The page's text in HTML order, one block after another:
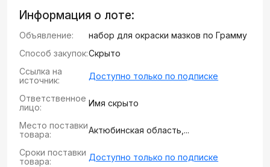
Информация о лоте:
Объявление:
набор для окраски мазков по Грамму
Способ закупок:Скрыто
Ссылка на
источник:
Доступно только по подписке
Ответственное
лицо:
Имя скрыто
Место поставки
товара:
Актюбинская область,...
Сроки поставки
товара:
Доступно только по подписке